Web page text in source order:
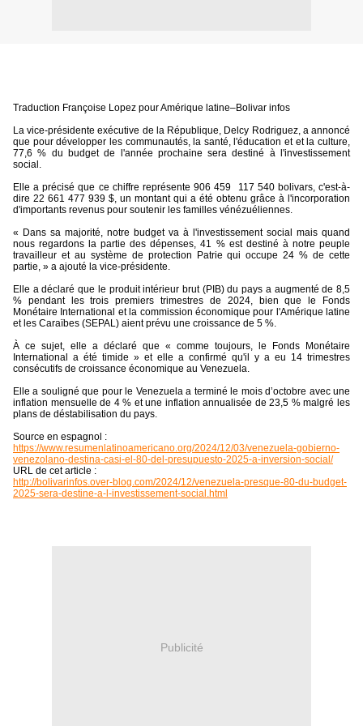
Traduction Françoise Lopez pour Amérique latine–Bolivar infos
La vice-présidente exécutive de la République, Delcy Rodriguez, a annoncé
que pour développer les communautés, la santé, l'éducation et et la culture,
77,6 % du budget de l'année prochaine sera destiné à l'investissement
social.
Elle a précisé que ce chiffre représente 906 459
117 540 bolivars, c'est-à-
dire 22 661 477 939 $, un montant qui a été obtenu grâce à l'incorporation
d'importants revenus pour soutenir les familles vénézuéliennes.
« Dans sa majorité, notre budget va à l'investissement social mais quand
nous regardons la partie des dépenses, 41 % est destiné à notre peuple
travailleur et au système de protection Patrie qui occupe 24 % de cette
partie, » a ajouté la vice-présidente.
Elle a déclaré que le produit intérieur brut (PIB) du pays a augmenté de 8,5
% pendant les trois premiers trimestres de 2024, bien que le Fonds
Monétaire International et la commission économique pour l'Amérique latine
et les Caraïbes (SEPAL) aient prévu une croissance de 5 %.
À ce sujet, elle a déclaré que « comme toujours, le Fonds Monétaire
International a été timide » et elle a confirmé qu'il y a eu 14 trimestres
consécutifs de croissance économique au Venezuela.
Elle a souligné que pour le Venezuela a terminé le mois d’octobre avec une
inflation mensuelle de 4 % et une inflation annualisée de 23,5 % malgré les
plans de déstabilisation du pays.
Source en espagnol :
https://www.resumenlatinoamericano.org/2024/12/03/venezuela-gobierno-
venezolano-destina-casi-el-80-del-presupuesto-2025-a-inversion-social/
URL de cet article :
http://bolivarinfos.over-blog.com/2024/12/venezuela-presque-80-du-budget-
2025-sera-destine-a-l-investissement-social.html
Publicité